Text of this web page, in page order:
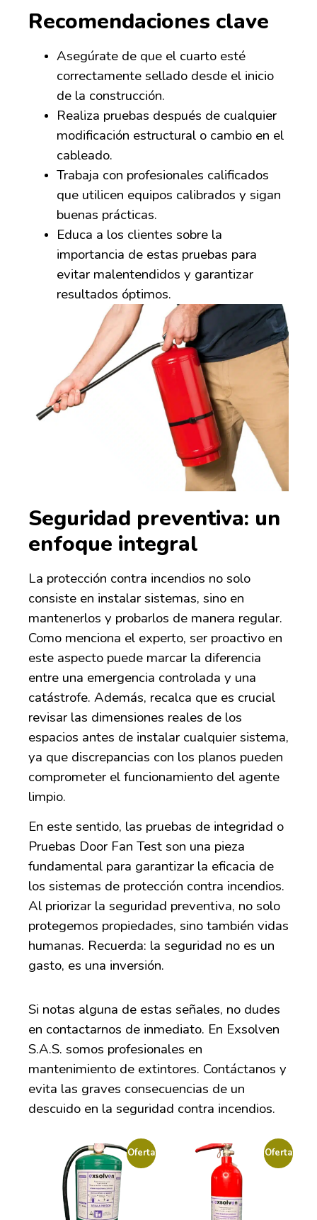
Recomendaciones clave
Asegúrate de que el cuarto esté
correctamente sellado desde el inicio
de la construcción.
Realiza pruebas después de cualquier
modificación estructural o cambio en el
cableado.
Trabaja con profesionales calificados
que utilicen equipos calibrados y sigan
buenas prácticas.
Educa a los clientes sobre la
importancia de estas pruebas para
evitar malentendidos y garantizar
resultados óptimos.
Seguridad preventiva: un
enfoque integral
La protección contra incendios no solo
consiste en instalar sistemas, sino en
mantenerlos y probarlos de manera regular.
Como menciona el experto, ser proactivo en
este aspecto puede marcar la diferencia
entre una emergencia controlada y una
catástrofe. Además, recalca que es crucial
revisar las dimensiones reales de los
espacios antes de instalar cualquier sistema,
ya que discrepancias con los planos pueden
comprometer el funcionamiento del agente
limpio.
En este sentido, las pruebas de integridad o
Pruebas Door Fan Test son una pieza
fundamental para garantizar la eficacia de
los sistemas de protección contra incendios.
Al priorizar la seguridad preventiva, no solo
protegemos propiedades, sino también vidas
humanas. Recuerda: la seguridad no es un
gasto, es una inversión.
Si notas alguna de estas señales, no dudes
en contactarnos de inmediato. En Exsolven
S.A.S. somos profesionales en
mantenimiento de extintores. Contáctanos y
evita las graves consecuencias de un
descuido en la seguridad contra incendios.
Oferta Oferta